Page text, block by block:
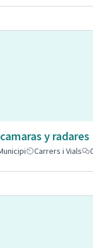
y radares
Carrers i Vials